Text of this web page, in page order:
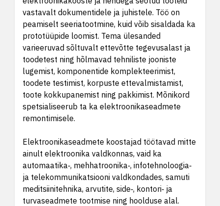
vastavalt dokumentidele ja juhistele. Töö on
peamiselt seeriatootmine, kuid võib sisaldada ka
prototüüpide loomist. Tema ülesanded
varieeruvad sõltuvalt ettevõtte tegevusalast ja
toodetest ning hõlmavad tehniliste jooniste
lugemist, komponentide komplekteerimist,
toodete testimist, korpuste ettevalmistamist,
toote kokkupanemist ning pakkimist. Mõnikord
spetsialiseerub ta ka elektroonikaseadmete
remontimisele.
Elektroonikaseadmete koostajad töötavad mitte
ainult elektroonika valdkonnas, vaid ka
automaatika‑, mehhatroonika‑, infotehnoloogia‑
ja telekommunikatsiooni valdkondades, samuti
meditsiinitehnika, arvutite, side‑, kontori‑ ja
turvaseadmete tootmise ning hoolduse alal.